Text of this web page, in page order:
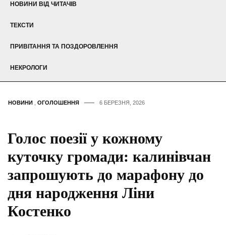
НОВИНИ ВІД ЧИТАЧІВ
ТЕКСТИ
ПРИВІТАННЯ ТА ПОЗДОРОВЛЕННЯ
НЕКРОЛОГИ
НОВИНИ ОГОЛОШЕННЯ 6 БЕРЕЗНЯ, 2026
Голос поезії у кожному
куточку громади: калинівчан
запрошують до марафону до
дня народження Ліни
Костенко